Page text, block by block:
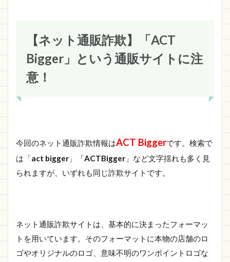
「ACT
Bigger」
という
通販サ
イトに
注意！
欺サ
情報
1.1.1
ごに
【ネット通販詐欺】「ACT
Bigger」という通販サイトに注
意！
今回のネット通販詐欺情報はACT Biggerです。検索で
は「act bigger 」「ACTBigger 」など文字揺れも多く見
られますが、いずれも同じ詐欺サイトです。
ネット通販詐欺サイトは、基本的に決まったフォーマッ
トを用いています。そのフォーマットに本物の店舗のロ
ゴやオリジナルのロゴ、意味不明のワンポイントロゴな